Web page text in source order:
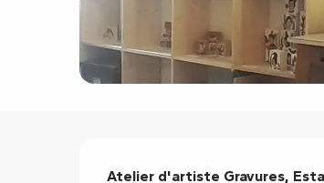
Description
Atelier d'artiste Gravures,